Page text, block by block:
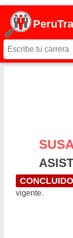
CONCLUIDO
vigente.